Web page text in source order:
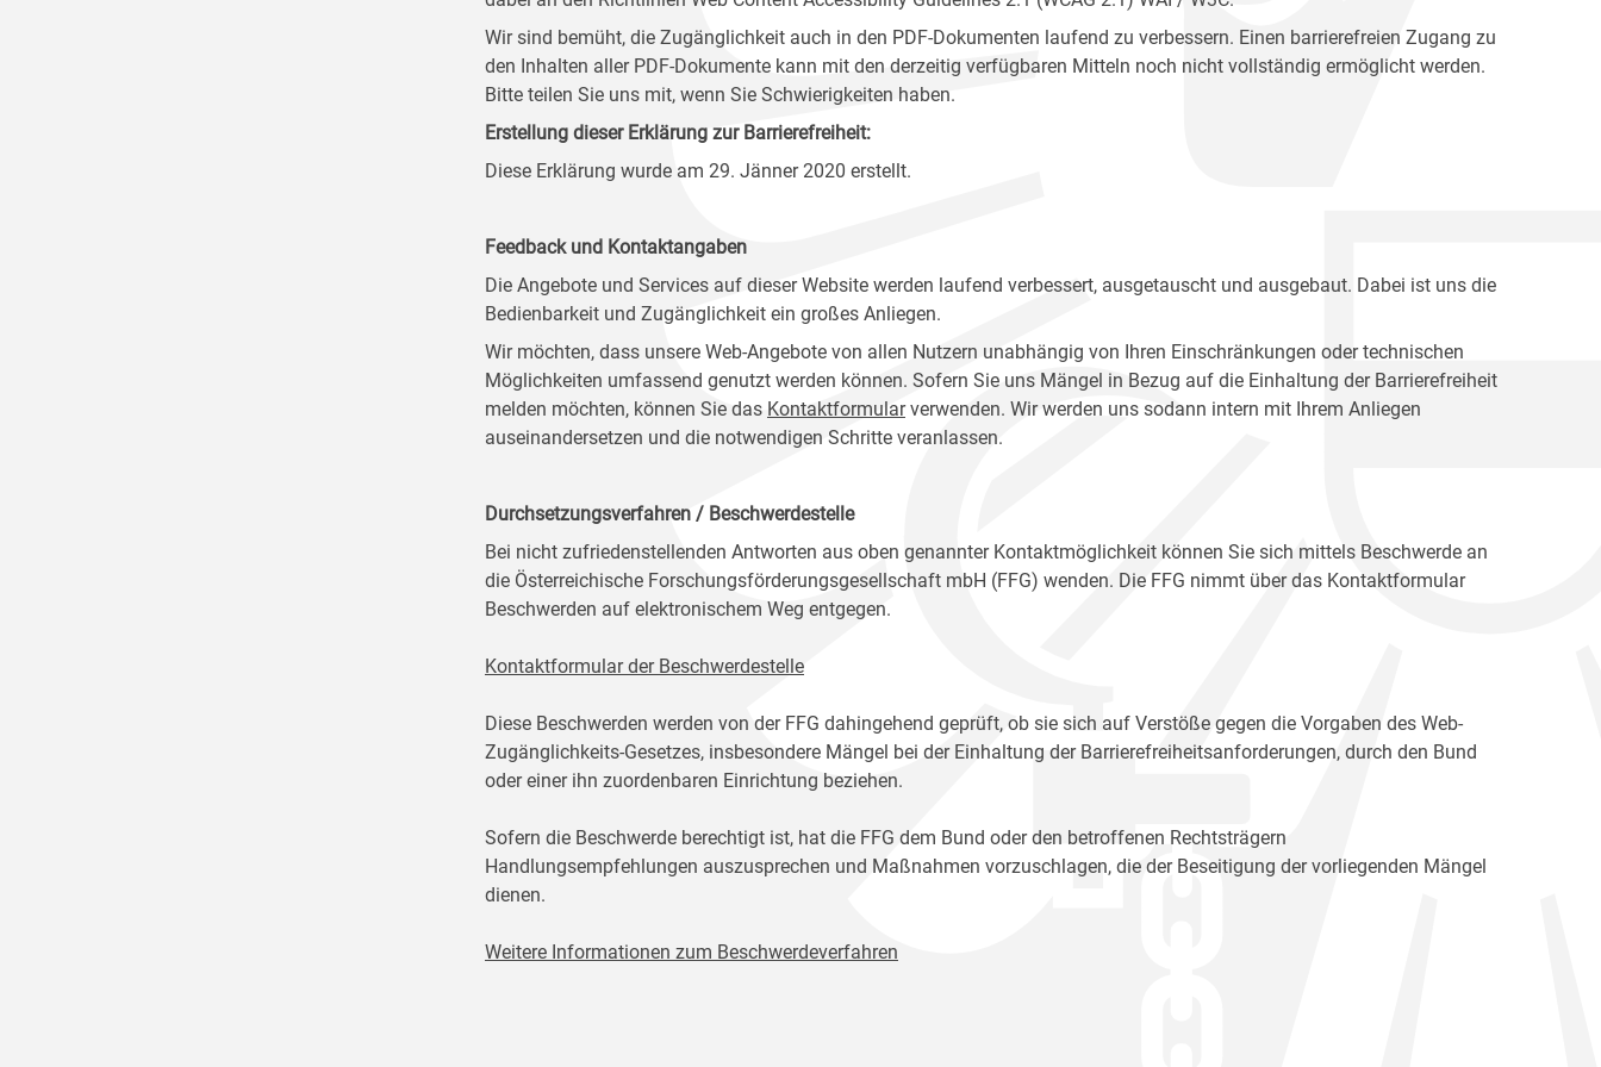
Wir sind bemüht, die Zugänglichkeit auch in den PDF-Dokumenten laufend zu verbessern. Einen barrierefreien Zugang zu
den Inhalten aller PDF-Dokumente kann mit den derzeitig verfügbaren Mitteln noch nicht vollständig ermöglicht werden.
Bitte teilen Sie uns mit, wenn Sie Schwierigkeiten haben.
Erstellung dieser Erklärung zur Barrierefreiheit:
Diese Erklärung wurde am 29. Jänner 2020 erstellt.
Feedback und Kontaktangaben
Die Angebote und Services auf dieser Website werden laufend verbessert, ausgetauscht und ausgebaut. Dabei ist uns die
Bedienbarkeit und Zugänglichkeit ein großes Anliegen.
Wir möchten, dass unsere Web-Angebote von allen Nutzern unabhängig von Ihren Einschränkungen oder technischen
Möglichkeiten umfassend genutzt werden können. Sofern Sie uns Mängel in Bezug auf die Einhaltung der Barrierefreiheit
melden möchten, können Sie das Kontaktformularverwenden. Wir werden uns sodann intern mit Ihrem Anliegen
auseinandersetzen und die notwendigen Schritte veranlassen.
Durchsetzungsverfahren / Beschwerdestelle
Bei nicht zufriedenstellenden Antworten aus oben genannter Kontaktmöglichkeit können Sie sich mittels Beschwerde an
die Österreichische Forschungsförderungsgesellschaft mbH (FFG) wenden. Die FFG nimmt über das Kontaktformular
Beschwerden auf elektronischem Weg entgegen.
Kontaktformular der Beschwerdestelle
Diese Beschwerden werden von der FFG dahingehend geprüft, ob sie sich auf Verstöße gegen die Vorgaben des Web-
Zugänglichkeits-Gesetzes, insbesondere Mängel bei der Einhaltung der Barrierefreiheitsanforderungen, durch den Bund
oder einer ihn zuordenbaren Einrichtung beziehen.
Sofern die Beschwerde berechtigt ist, hat die FFG dem Bund oder den betroffenen Rechtsträgern
Handlungsempfehlungen auszusprechen und Maßnahmen vorzuschlagen, die der Beseitigung der vorliegenden Mängel
dienen.
Weitere Informationen zum Beschwerdeverfahren